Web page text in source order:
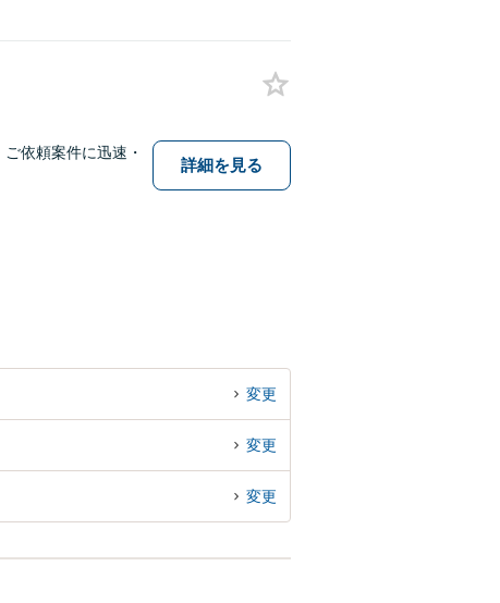
依頼案件に迅速・
詳細を見る
変更
変更
変更